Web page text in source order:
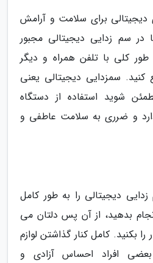
دیجیتالی برای سلامت و آرامش
سم زدایی دیجیتالی مجبور
طور کلی با تلفن همراه و دیگر
کنید. سمزدایی دیجیتالی یعنی
شوید استفاده از دستگاه
و ضرری به سلامت عاطفی و
زدایی دیجیتالی را به طور کامل
بدهید، از آن پس دلتان می
بکنید. کامل کنار گذاشتن لوازم
افراد احساس آزادی و